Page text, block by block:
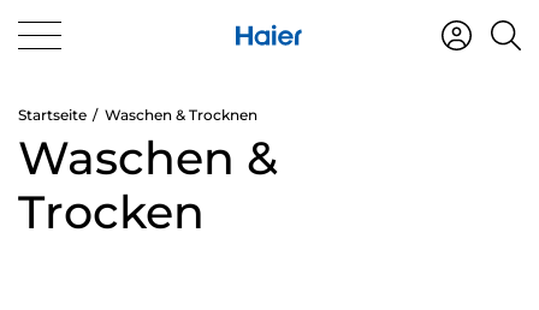
Startseite Waschen & Trocknen
Waschen &
Trocken